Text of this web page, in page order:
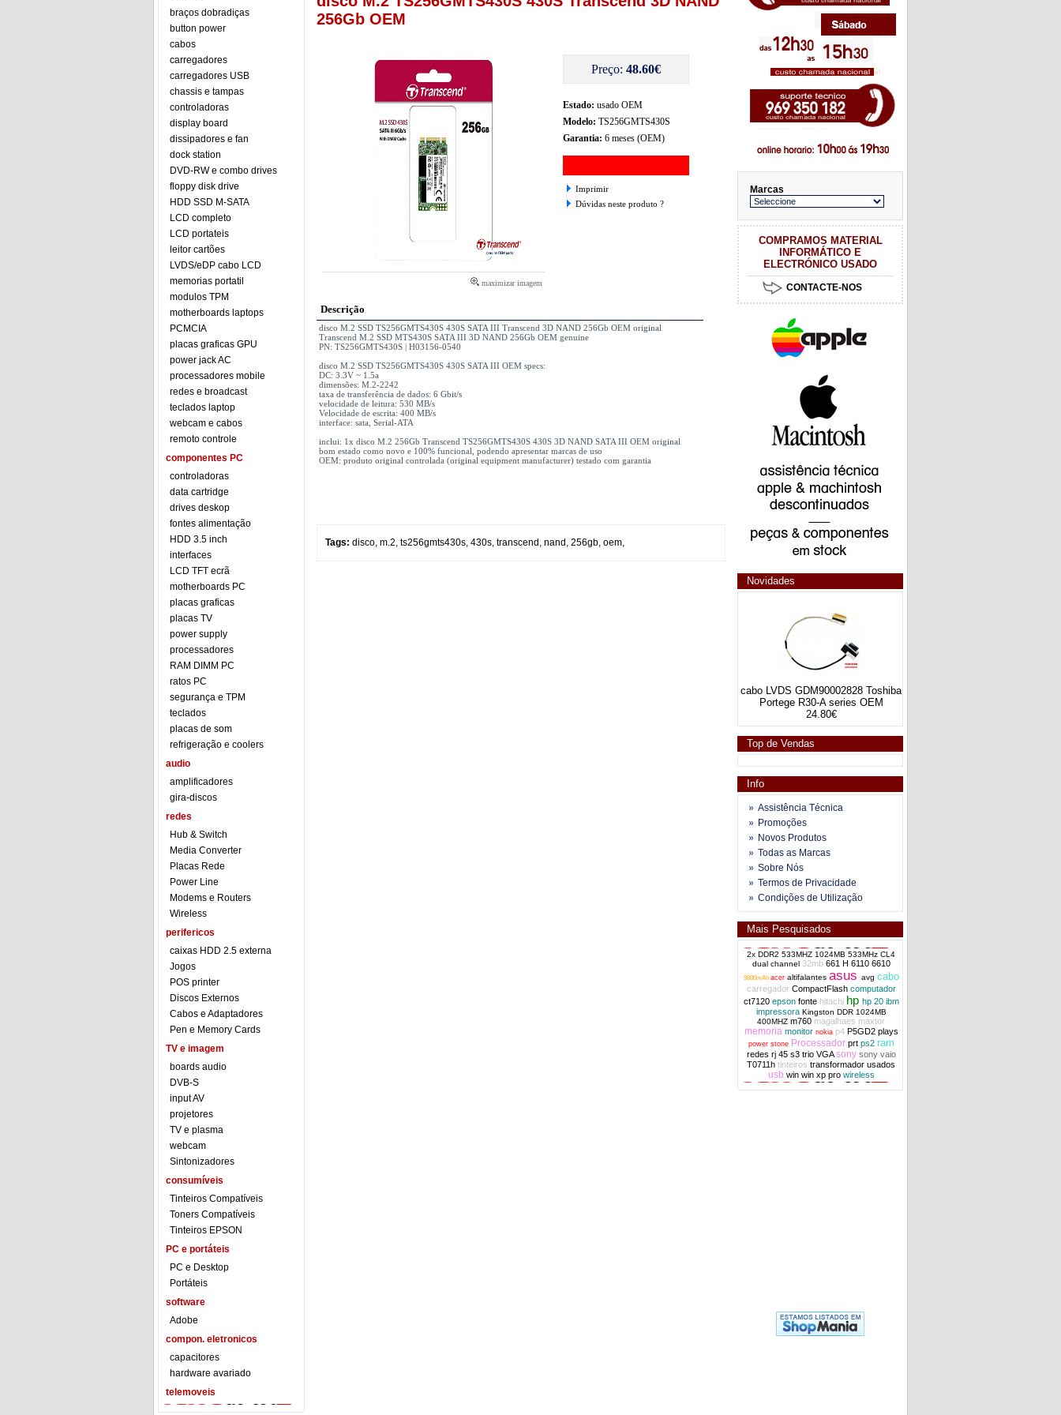
braços dobradiças
button power
cabos
carregadores
carregadores USB
chassis e tampas
controladoras
display board
dissipadores e fan
dock station
DVD-RW e combo drives
floppy disk drive
HDD SSD M-SATA
LCD completo
LCD portateis
leitor cartões
LVDS/eDP cabo LCD
memorias portatil
modulos TPM
motherboards laptops
PCMCIA
placas graficas GPU
power jack AC
processadores mobile
redes e broadcast
teclados laptop
webcam e cabos
remoto controle
componentes PC
controladoras
data cartridge
drives deskop
fontes alimentação
HDD 3.5 inch
interfaces
LCD TFT ecrã
motherboards PC
placas graficas
placas TV
power supply
processadores
RAM DIMM PC
ratos PC
segurança e TPM
teclados
placas de som
refrigeração e coolers
audio
amplificadores
gira-discos
redes
Hub & Switch
Media Converter
Placas Rede
Power Line
Modems e Routers
Wireless
perifericos
caixas HDD 2.5 externa
Jogos
POS printer
Discos Externos
Cabos e Adaptadores
Pen e Memory Cards
TV e imagem
boards audio
DVB-S
input AV
projetores
TV e plasma
webcam
Sintonizadores
consumíveis
Tinteiros Compatíveis
Toners Compatíveis
Tinteiros EPSON
PC e portáteis
PC e Desktop
Portáteis
software
Adobe
compon. eletronicos
capacitores
hardware avariado
telemoveis
256Gb OEM
maximizar imagem
Preço: 48.60€
Estado: usado OEM
Modelo: TS256GMTS430S
Garantia: 6 meses (OEM)
Imprimir
Dúvidas neste produto ?
Descrição
disco M.2 SSD TS256GMTS430S 430S SATA III Transcend 3D NAND 256Gb OEM original
Transcend M.2 SSD MTS430S SATA III 3D NAND 256Gb OEM genuine
PN: TS256GMTS430S | H03156-0540
disco M.2 SSD TS256GMTS430S 430S SATA III OEM specs:
DC: 3.3V ~ 1.5a
dimensões: M.2-2242
taxa de transferência de dados: 6 Gbit/s
velocidade de leitura: 530 MB/s
Velocidade de escrita: 400 MB/s
interface: sata, Serial-ATA
inclui: 1x disco M.2 256Gb Transcend TS256GMTS430S 430S 3D NAND SATA III OEM original
bom estado como novo e 100% funcional, podendo apresentar marcas de uso
OEM: produto original controlada (original equipment manufacturer) testado com garantia
Tags: disco, m.2, ts256gmts430s, 430s, transcend , nand , 256gb, oem,
Marcas
COMPRAMOS MATERIAL
INFORMÁTICO E
ELECTRÓNICO USADO
CONTACTE-NOS
Novidades
cabo LVDS GDM90002828 Toshiba
Portege R30-A series OEM
24.80€
Top de Vendas
Info
Assistência Técnica
Promoções
Novos Produtos
Todas as Marcas
Sobre Nós
Termos de Privacidade
Condições de Utilização
Mais Pesquisados
2x DDR2 533MHZ 1024MB 533MHz CL4
dual channel 32mb 661 H 6110 6610
9800mAh acer altifalantes asus avg cabo
carregador CompactFlash computador
ct7120 epson fonte hitachi hp hp 20 ibm
impressora Kingston DDR 1024MB
400MHZ m760 magalhaes maxtor
memoria monitor nokia p4 P5GD2 plays
power stone Processador prt ps2 ram
redes rj 45 s3 trio VGAsony sony vaio
T0711h tinteiros transformador usados
usb win win xp pro wireless